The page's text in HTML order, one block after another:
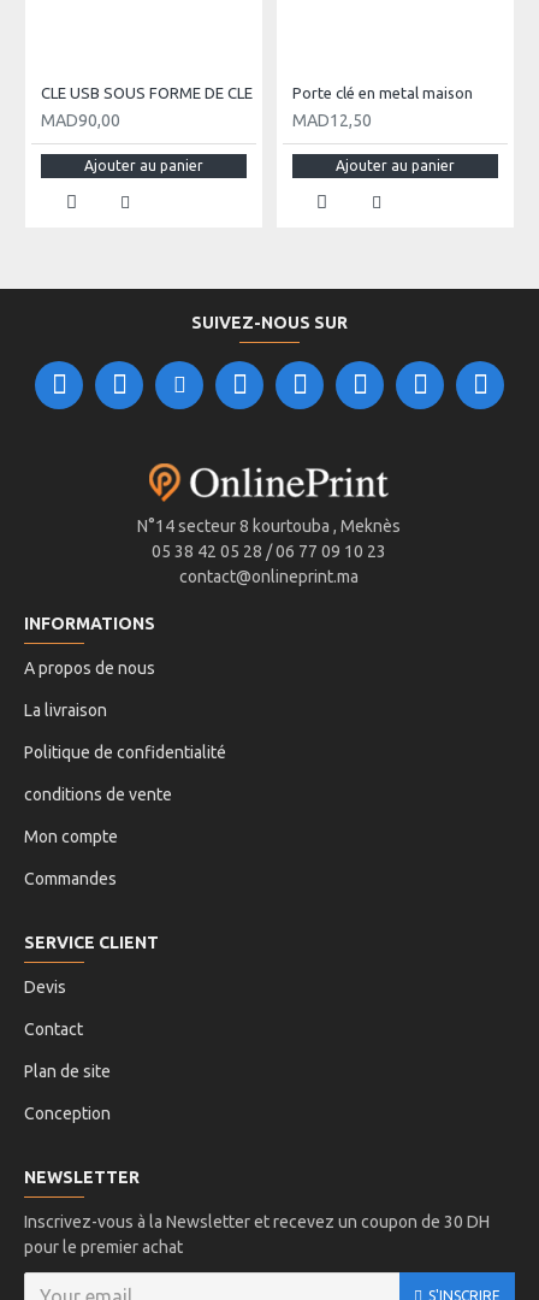
CLE USB SOUS FORME DE CLE
MAD90,00
Ajouter au panier
Porte clé en metal maison
MAD12,50
Ajouter au panier
SUIVEZ-NOUS SUR
N°14 secteur 8 kourtouba , Meknès
05 38 42 05 28 / 06 77 09 10 23
contact@onlineprint.ma
INFORMATIONS
A propos de nous
La livraison
Politique de confidentialité
conditions de vente
Mon compte
Commandes
SERVICE CLIENT
Devis
Contact
Plan de site
Conception
NEWSLETTER
Inscrivez-vous à la Newsletter et recevez un coupon de 30 DH
pour le premier achat
S'INSCRIRE